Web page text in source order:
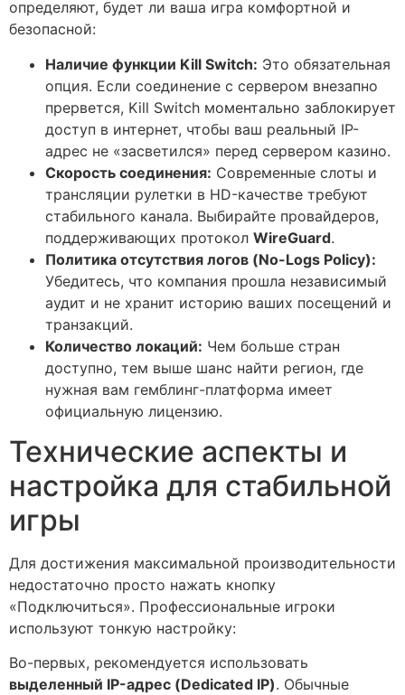
определяют, будет ли ваша игра комфортной и
безопасной:
Наличие функции Kill Switch: Это обязательная
опция. Если соединение с сервером внезапно
прервется, Kill Switch моментально заблокирует
доступ в интернет, чтобы ваш реальный IP-
адрес не «засветился» перед сервером казино.
Скорость соединения: Современные слоты и
трансляции рулетки в HD-качестве требуют
стабильного канала. Выбирайте провайдеров,
поддерживающих протокол WireGuard.
Политика отсутствия логов (No-Logs Policy):
Убедитесь, что компания прошла независимый
аудит и не хранит историю ваших посещений и
транзакций.
Количество локаций: Чем больше стран
доступно, тем выше шанс найти регион, где
нужная вам гемблинг-платформа имеет
официальную лицензию.
Технические аспекты и
настройка для стабильной
игры
Для достижения максимальной производительности
недостаточно просто нажать кнопку
«Подключиться». Профессиональные игроки
используют тонкую настройку:
Во-первых, рекомендуется использовать
выделенный IP-адрес (Dedicated IP). Обычные